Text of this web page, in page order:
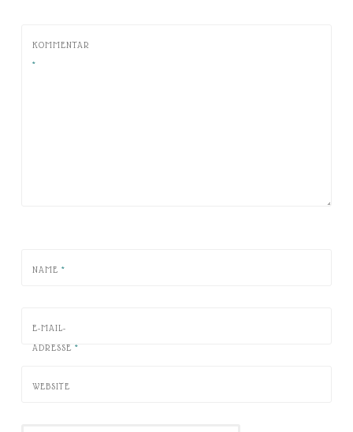
KOMMENTAR
*
NAME *
E-MAIL-
ADRESSE *
WEBSITE